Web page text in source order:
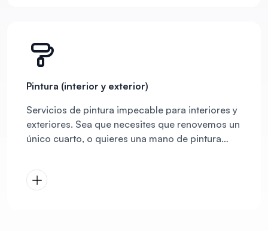
Pintura (interior y exterior)
Servicios de pintura impecable para interiores y
exteriores. Sea que necesites que renovemos un
único cuarto, o quieres una mano de pintura
ofrece prepración profesional, acabados
duraderos, y un proceso limpio y respuetuoso